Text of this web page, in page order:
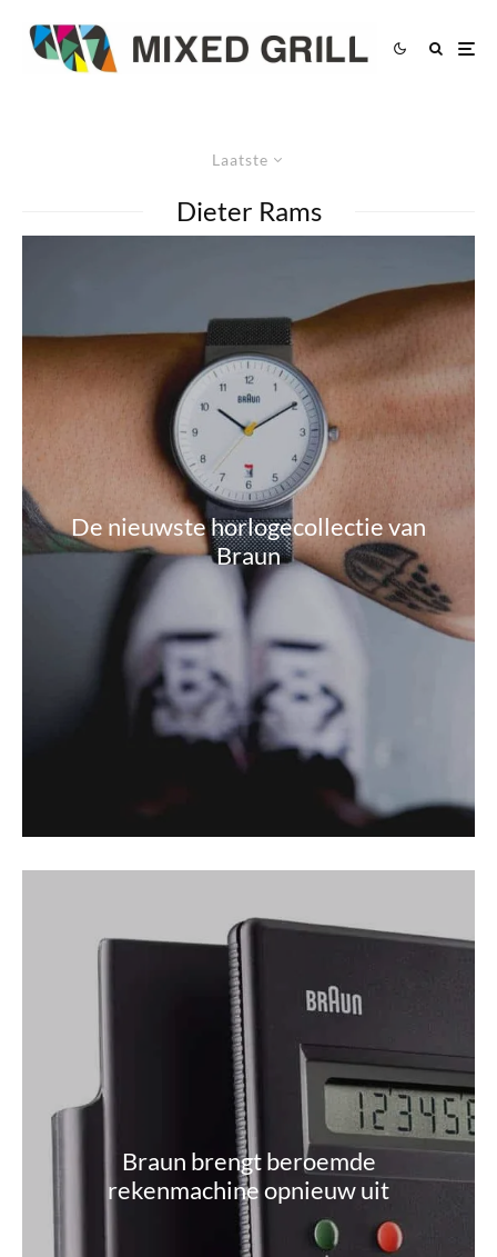
Laatste
Dieter Rams
De nieuwste horlogecollectie van
Braun
Braun brengt beroemde
rekenmachine opnieuw uit